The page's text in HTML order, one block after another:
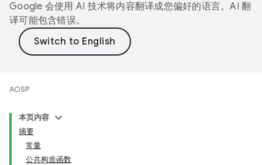
Google 会使用 AI 技术将内容翻译成您偏好的语言。AI 翻
译可能包含错误。
AOSP
本页内容
摘要
常量
公共构造函数